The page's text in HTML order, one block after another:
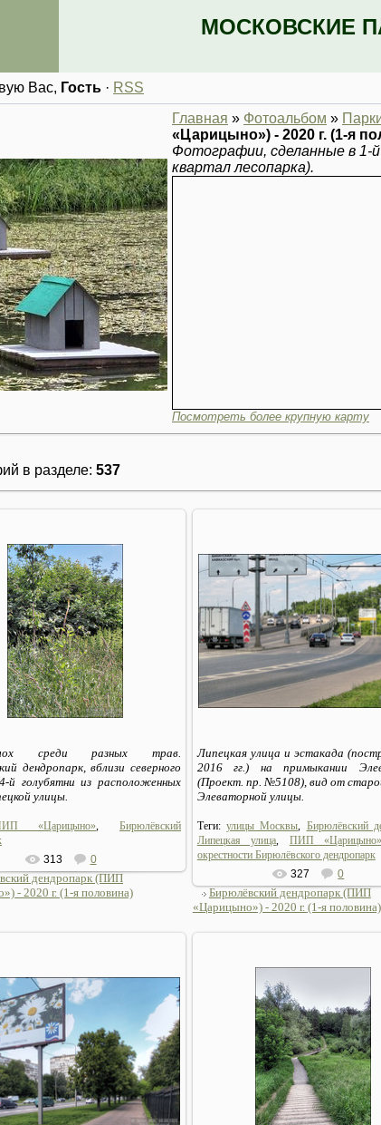
МОСКОВСКИЕ
Вас, Гость · RSS
Главная » Фотоальбом »
«Царицыно») - 2020 г. (1-я
Фотографии, сделанные в 1-
квартал лесопарка).
Посмотреть более крупную карту
в разделе: 537
13.07.2020
Sirius_MSK
среди разных трав.
дендропарк, вблизи северного
й голубятни из расположенных
улицы.
«Царицыно»,Бирюлёвский
313
0
дендропарк (ПИП
- 2020 г. (1-я половина)
13.07.2020
Sirius_MSK
Липецкая улица и эстакада
2016 гг.) на примыкании
(Проект. пр. №5108), вид от
Элеваторной улицы.
Теги:улицы Москвы, Бирюлёвский
Липецкая улица, ПИП
окрестности Бирюлёвского дендропарк
327
0
Бирюлёвский дендропарк (ПИП
«Царицыно») - 2020 г. (1-я половина)
13.07.2020
Sirius_MSK
06.07.2020
Sirius_MSK